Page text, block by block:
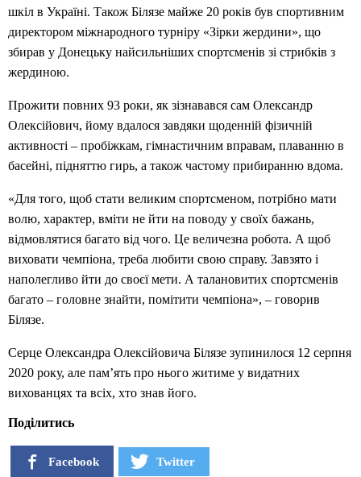
шкіл в Україні. Також Білязе майже 20 років був спортивним
директором міжнародного турніру «Зірки жердини», що
збирав у Донецьку найсильніших спортсменів зі стрибків з
жердиною.
Прожити повних 93 роки, як зізнавався сам Олександр
Олексійович, йому вдалося завдяки щоденній фізичній
активності – пробіжкам, гімнастичним вправам, плаванню в
басейні, підняттю гирь, а також частому прибиранню вдома.
«Для того, щоб стати великим спортсменом, потрібно мати
волю, характер, вміти не йти на поводу у своїх бажань,
відмовлятися багато від чого. Це величезна робота. А щоб
виховати чемпіона, треба любити свою справу. Завзято і
наполегливо йти до своєї мети. А талановитих спортсменів
багато – головне знайти, помітити чемпіона», – говорив
Білязе.
Серце Олександра Олексійовича Білязе зупинилося 12 серпня
2020 року, але пам’ять про нього житиме у видатних
вихованцях та всіх, хто знав його.
Поділитись
Facebook Twitter